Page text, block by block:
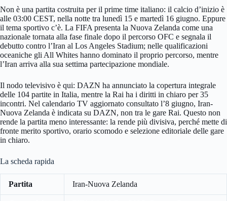
Non è una partita costruita per il prime time italiano: il calcio d’inizio è
alle 03:00 CEST, nella notte tra lunedì 15 e martedì 16 giugno. Eppure
il tema sportivo c’è. La FIFA presenta la Nuova Zelanda come una
nazionale tornata alla fase finale dopo il percorso OFC e segnala il
debutto contro l’Iran al Los Angeles Stadium; nelle qualificazioni
oceaniche gli All Whites hanno dominato il proprio percorso, mentre
l’Iran arriva alla sua settima partecipazione mondiale.
Il nodo televisivo è qui: DAZN ha annunciato la copertura integrale
delle 104 partite in Italia, mentre la Rai ha i diritti in chiaro per 35
incontri. Nel calendario TV aggiornato consultato l’8 giugno, Iran-
Nuova Zelanda è indicata su DAZN, non tra le gare Rai. Questo non
rende la partita meno interessante: la rende più divisiva, perché mette di
fronte merito sportivo, orario scomodo e selezione editoriale delle gare
in chiaro.
La scheda rapida
Partita Iran-Nuova Zelanda